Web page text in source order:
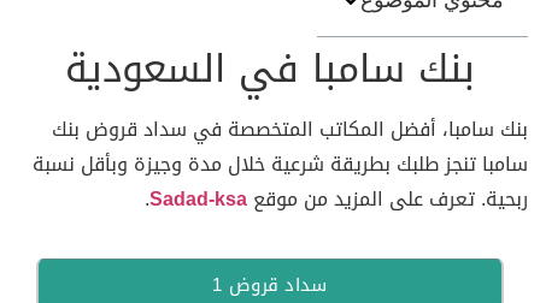
بنك سامبا في السعودية
بنك سامبا، أفضل المكاتب المتخصصة في سداد قروض بنك
سامبا تنجز طلبك بطريقة شرعية خلال مدة وجيزة وبأقل نسبة
ربحية. تعرف على المزيد من موقع
.
سداد قروض 1